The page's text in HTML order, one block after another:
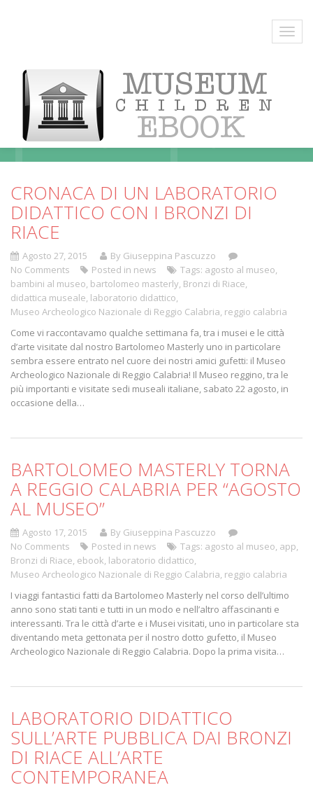
Blog
CRONACA DI UN LABORATORIO
DIDATTICO CON I BRONZI DI
RIACE
Agosto 27, 2015
By Giuseppina Pascuzzo
No Comments
Posted in news Tags: agosto al museo,
bambini al museo, bartolomeo masterly, Bronzi di Riace,
didattica museale, laboratorio didattico,
Museo Archeologico Nazionale di Reggio Calabria, reggio calabria
Come vi raccontavamo qualche settimana fa, tra i musei e le città
d’arte visitate dal nostro Bartolomeo Masterly uno in particolare
sembra essere entrato nel cuore dei nostri amici gufetti: il Museo
Archeologico Nazionale di Reggio Calabria! Il Museo reggino, tra le
più importanti e visitate sedi museali italiane, sabato 22 agosto, in
occasione della…
BARTOLOMEO MASTERLY TORNA
A REGGIO CALABRIA PER “AGOSTO
AL MUSEO”
Agosto 17, 2015
By Giuseppina Pascuzzo
No Comments
Posted in news Tags: agosto al museo, app,
Bronzi di Riace, ebook, laboratorio didattico,
Museo Archeologico Nazionale di Reggio Calabria, reggio calabria
I viaggi fantastici fatti da Bartolomeo Masterly nel corso dell’ultimo
anno sono stati tanti e tutti in un modo e nell’altro affascinanti e
interessanti. Tra le città d’arte e i Musei visitati, uno in particolare sta
diventando meta gettonata per il nostro dotto gufetto, il Museo
Archeologico Nazionale di Reggio Calabria. Dopo la prima visita…
LABORATORIO DIDATTICO
SULL’ARTE PUBBLICA DAI BRONZI
DI RIACE ALL’ARTE
CONTEMPORANEA